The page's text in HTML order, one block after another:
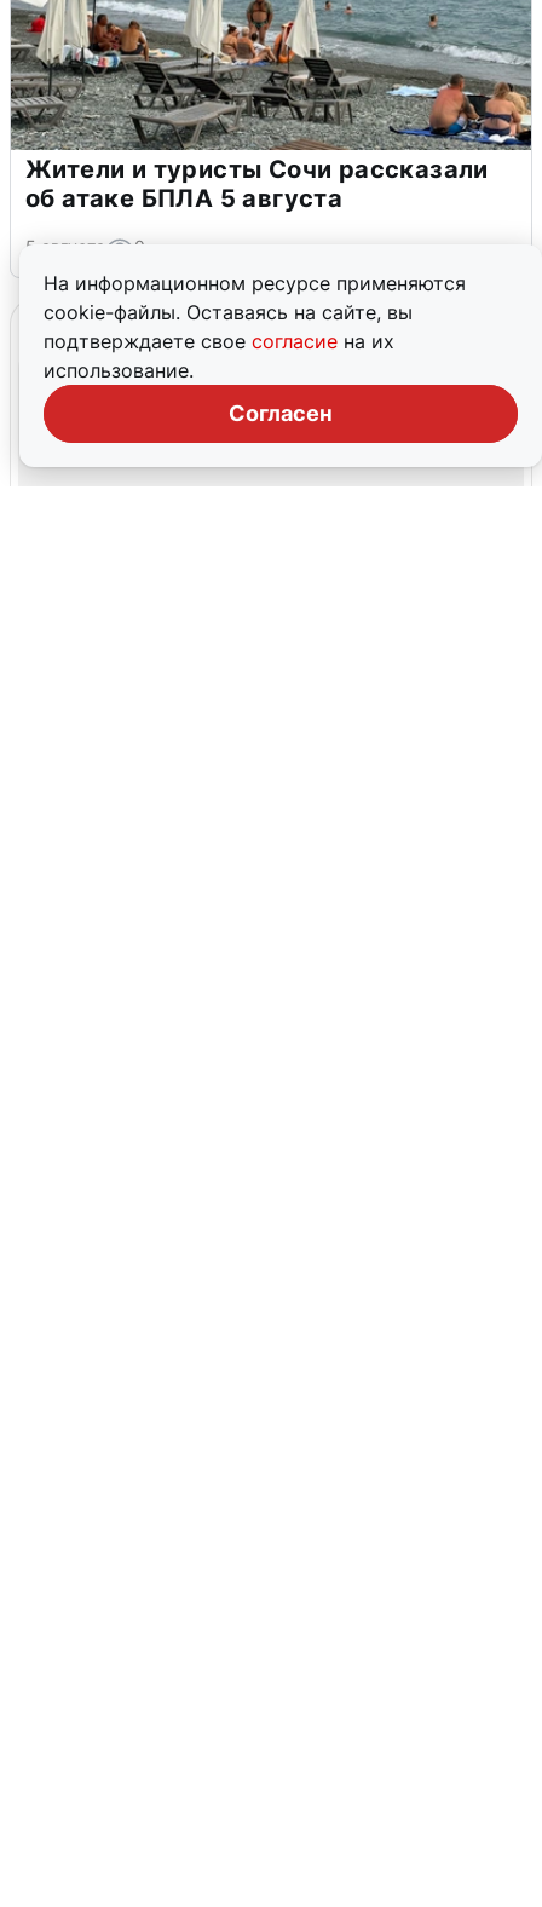
На информационном ресурсе применяются
cookie-файлы. Оставаясь на сайте, вы
подтверждаете свое согласие на их
использование.
Согласен
Жители и туристы Сочи рассказали
об атаке БПЛА 5 августа
5 августа 0